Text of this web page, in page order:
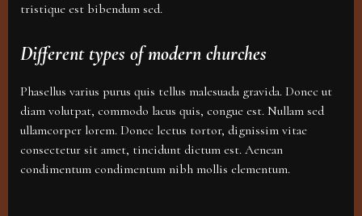
tristique est bibendum sed.
Different types of modern churches
Phasellus varius purus quis tellus malesuada gravida. Donec ut
diam volutpat, commodo lacus quis, congue est. Nullam sed
ullamcorper lorem. Donec lectus tortor, dignissim vitae
consectetur sit amet, tincidunt dictum est. Aenean
condimentum condimentum nibh mollis elementum.